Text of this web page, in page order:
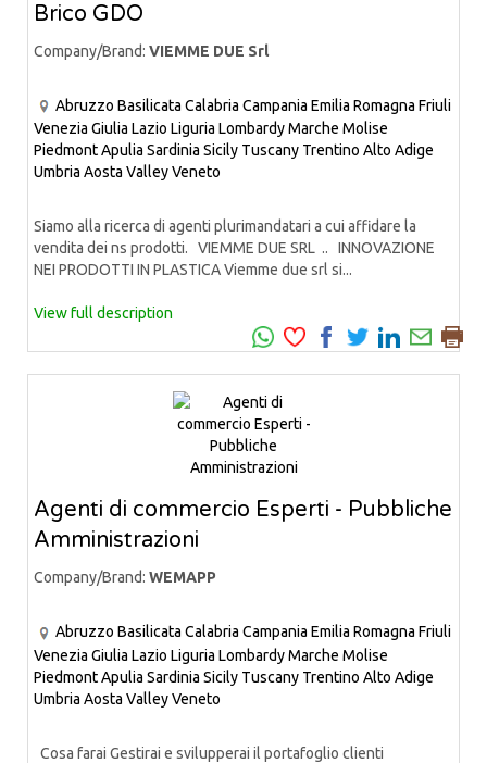
Brico GDO
Company/Brand: VIEMME DUE Srl
Abruzzo Basilicata Calabria Campania Emilia Romagna Friuli
Venezia Giulia Lazio Liguria LombardyMarche Molise
PiedmontApulia Sardinia Sicily Tuscany Trentino Alto Adige
Umbria Aosta ValleyVeneto
Siamo alla ricerca di agenti plurimandatari a cui affidare la
vendita dei ns prodotti. VIEMME DUE SRL .. INNOVAZIONE
NEI PRODOTTI IN PLASTICA Viemme due srl si...
View full description
Agenti di commercio Esperti - Pubbliche
Amministrazioni
Company/Brand: WEMAPP
Abruzzo Basilicata Calabria Campania Emilia Romagna Friuli
Venezia Giulia Lazio Liguria LombardyMarche Molise
PiedmontApulia Sardinia Sicily Tuscany Trentino Alto Adige
Umbria Aosta ValleyVeneto
Cosa farai Gestirai e svilupperai il portafoglio clienti